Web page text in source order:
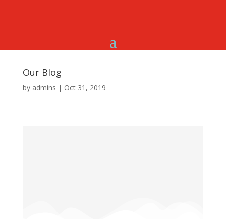
Our Blog
by admins | Oct 31, 2019